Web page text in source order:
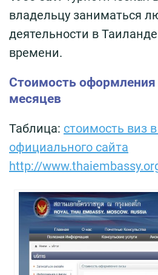
владельцу заниматься
деятельности в
времени.
Стоимость оформления
месяцев
Таблица: стоимость виз
официального сайта
http://